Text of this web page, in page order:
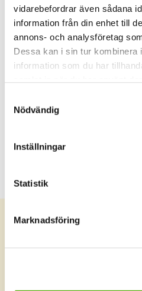
vidarebefordrar även sådana
information från din enhet till
annons- och analysföretag
Dessa kan i sin tur kombinera
information som du har
Nödvändig
Inställningar
Statistik
Marknadsföring
Information
Passerade datum
2024onsdag 13 mars,
Plats:SKH Teknikringen 35